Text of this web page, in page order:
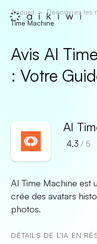
Accueil Découvrez les
Time Machine
Avis AI
: Votre
AI
4.3 / 5
AI Time Machine est
crée des avatars
photos.
DÉTAILS DE L'IA EN